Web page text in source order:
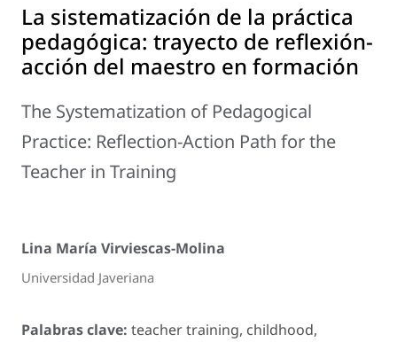
La sistematización de la práctica
pedagógica: trayecto de reflexión-
acción del maestro en formación
The Systematization of Pedagogical
Practice: Reflection-Action Path for the
Teacher in Training
Lina María Virviescas-Molina
Universidad Javeriana
Palabras clave: teacher training, childhood,